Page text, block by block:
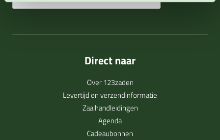
Direct naar
Over 123zaden
Levertijd en verzendinformatie
Zaaihandleidingen
Agenda
Cadeaubonnen